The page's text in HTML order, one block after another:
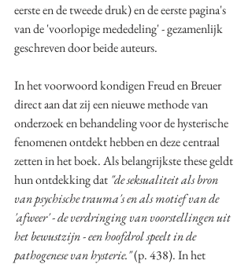
eerste en de tweede druk) en de eerste pagina's
van de 'voorlopige mededeling' - gezamenlijk
geschreven door beide auteurs.
In het voorwoord kondigen Freud en Breuer
direct aan dat zij een nieuwe methode van
onderzoek en behandeling voor de hysterische
fenomenen ontdekt hebben en deze centraal
zetten in het boek. Als belangrijkste these geldt
hun ontdekking dat "de seksualiteit als bron
van psychische trauma's en als motief van de
'afweer' - de verdringing van voorstellingen uit
het bewustzijn - een hoofdrol speelt in de
pathogenese van hysterie." (p. 438). In het